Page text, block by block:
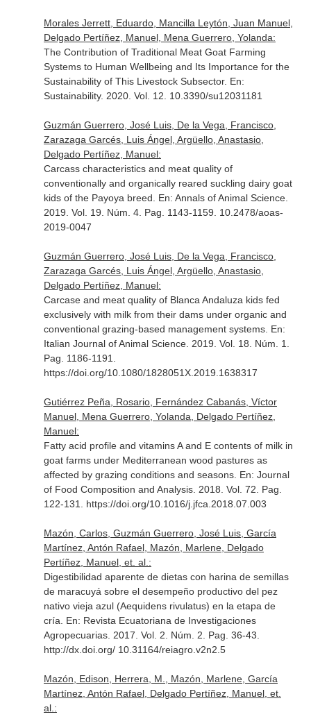
Morales Jerrett, Eduardo, Mancilla Leytón, Juan Manuel,
Delgado Pertíñez, Manuel, Mena Guerrero, Yolanda:
The Contribution of Traditional Meat Goat Farming
Systems to Human Wellbeing and Its Importance for the
Sustainability of This Livestock Subsector. En:
Sustainability. 2020. Vol. 12. 10.3390/su12031181
Guzmán Guerrero, José Luis, De la Vega, Francisco,
Zarazaga Garcés, Luis Ángel, Argüello, Anastasio,
Delgado Pertíñez, Manuel:
Carcass characteristics and meat quality of
conventionally and organically reared suckling dairy goat
kids of the Payoya breed. En: Annals of Animal Science.
2019. Vol. 19. Núm. 4. Pag. 1143-1159. 10.2478/aoas-
2019-0047
Guzmán Guerrero, José Luis, De la Vega, Francisco,
Zarazaga Garcés, Luis Ángel, Argüello, Anastasio,
Delgado Pertíñez, Manuel:
Carcase and meat quality of Blanca Andaluza kids fed
exclusively with milk from their dams under organic and
conventional grazing-based management systems. En:
Italian Journal of Animal Science. 2019. Vol. 18. Núm. 1.
Pag. 1186-1191.
https://doi.org/10.1080/1828051X.2019.1638317
Gutiérrez Peña, Rosario, Fernández Cabanás, Víctor
Manuel, Mena Guerrero, Yolanda, Delgado Pertíñez,
Manuel:
Fatty acid profile and vitamins A and E contents of milk in
goat farms under Mediterranean wood pastures as
affected by grazing conditions and seasons. En: Journal
of Food Composition and Analysis. 2018. Vol. 72. Pag.
122-131. https://doi.org/10.1016/j.jfca.2018.07.003
Mazón, Carlos, Guzmán Guerrero, José Luis, García
Martínez, Antón Rafael, Mazón, Marlene, Delgado
Pertíñez, Manuel, et. al.:
Digestibilidad aparente de dietas con harina de semillas
de maracuyá sobre el desempeño productivo del pez
nativo vieja azul (Aequidens rivulatus) en la etapa de
cría. En: Revista Ecuatoriana de Investigaciones
Agropecuarias. 2017. Vol. 2. Núm. 2. Pag. 36-43.
http://dx.doi.org/ 10.31164/reiagro.v2n2.5
Mazón, Edison, Herrera, M., Mazón, Marlene, García
Martínez, Antón Rafael, Delgado Pertíñez, Manuel, et.
al.: